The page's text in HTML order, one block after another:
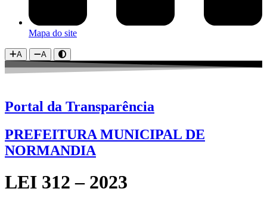
Mapa do site
A A
Portal da Transparência
PREFEITURA MUNICIPAL DE
NORMANDIA
LEI 312 – 2023